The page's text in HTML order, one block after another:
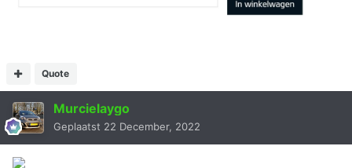
Quote
Murcielaygo
Geplaatst 22 December, 2022